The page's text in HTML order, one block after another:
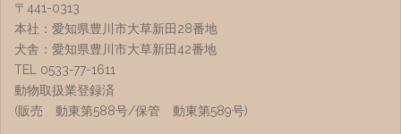
〒441-0313
本社：愛知県豊川市大草新田28番地
犬舎：愛知県豊川市大草新田42番地
TEL 0533-77-1611
動物取扱業登録済
(販売 動東第588号/保管 動東第589号)